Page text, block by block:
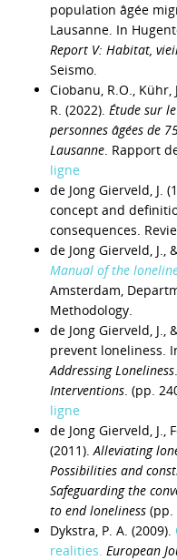
population âgée
Lausanne. In
Report V: Habitat,
Seismo.
Ciobanu, R.O., Kühr,
R. (2022). Étude sur
personnes âgées de
Lausanne. Rapport
ligne
de Jong Gierveld, J.
concept and
consequences.
de Jong Gierveld, J.,
Manual of the
Amsterdam,
Methodology.
de Jong Gierveld, J.,
prevent loneliness.
Addressing Loneliness.
Interventions. (pp.
ligne
de Jong Gierveld, J.,
(2011).Alleviating
Possibilities and
Safeguarding the
to end loneliness (pp.
Dykstra, P. A. (2009).
realities. European